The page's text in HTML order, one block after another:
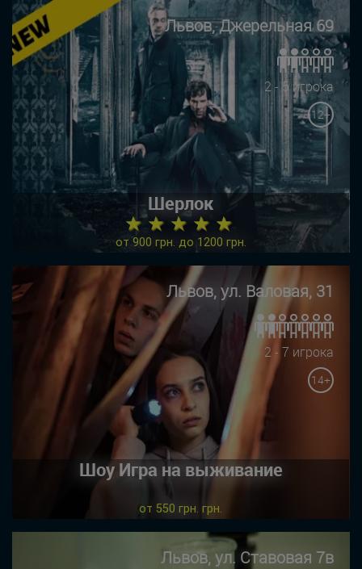
Львов, Джерельная 69
2 - 5 игрока
12+
Шерлок
★ ★ ★ ★ ★
от 900 грн. до 1200 грн.
Львов, ул. Валовая, 31
2 - 7 игрока
14+
Шоу Игра на выживание
от 550 грн. грн.
Львов, ул. Ставовая 7в